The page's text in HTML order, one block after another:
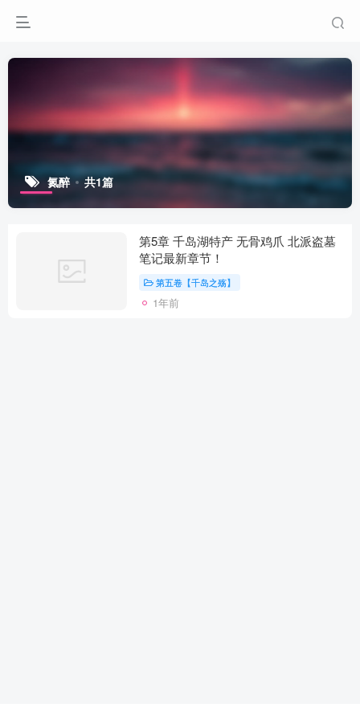
氮醉 共1篇
第5章 千岛湖特产 无骨鸡爪 北派盗墓
笔记最新章节！
第五卷【千岛之殇】
1年前